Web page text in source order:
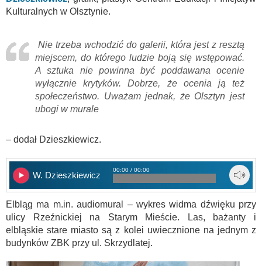
Kulturalnych w Olsztynie.
Nie trzeba wchodzić do galerii, która jest z resztą
miejscem, do którego ludzie boją się wstępować.
A sztuka nie powinna być poddawana ocenie
wyłącznie krytyków. Dobrze, że ocenia ją też
społeczeństwo. Uważam jednak, że Olsztyn jest
ubogi w murale
– dodał Dzieszkiewicz.
W. Dzieszkiewicz
00:00 / 00:00
Elbląg ma m.in. audiomural – wykres widma dźwięku przy
ulicy Rzeźnickiej na Starym Mieście. Las, bażanty i
elbląskie stare miasto są z kolei uwiecznione na jednym z
budynków ZBK przy ul. Skrzydlatej.